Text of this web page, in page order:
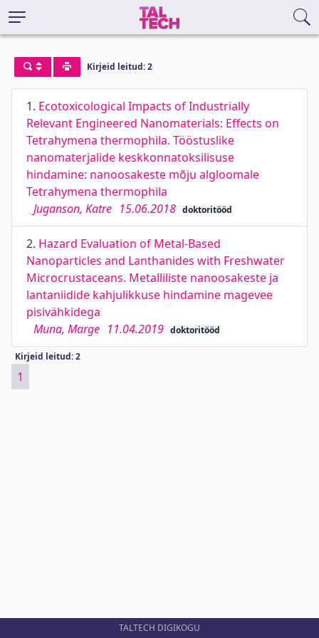
Kirjeid leitud: 2
1. Ecotoxicological Impacts of Industrially
Relevant Engineered Nanomaterials: Effects on
Tetrahymena thermophila. Tööstuslike
nanomaterjalide keskkonnatoksilisuse
hindamine: nanoosakeste mõju algloomale
Tetrahymena thermophila
Juganson, Katre 15.06.2018 doktoritööd
2. Hazard Evaluation of Metal-Based
Nanoparticles and Lanthanides with Freshwater
Microcrustaceans. Metalliliste nanoosakeste ja
lantaniidide kahjulikkuse hindamine magevee
pisivähkidega
Muna, Marge 11.04.2019 doktoritööd
Kirjeid leitud: 2
1
TALTECH DIGIKOGU